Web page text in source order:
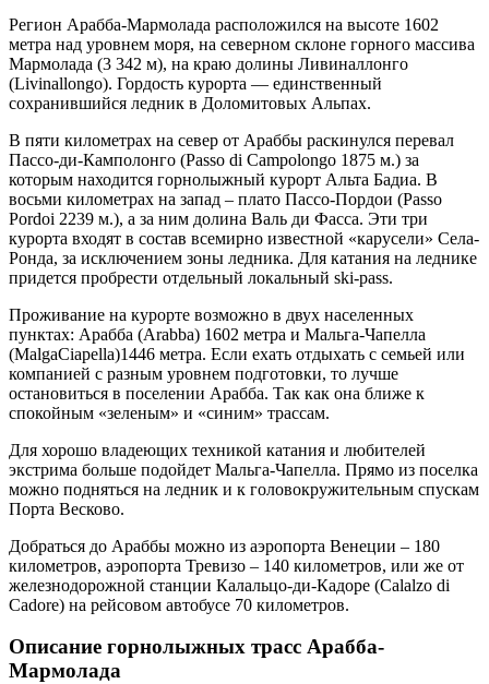
Регион Арабба-Мармолада расположился на высоте 1602
метра над уровнем моря, на северном склоне горного массива
Мармолада (3 342 м), на краю долины Ливиналлонго
(Livinallongo). Гордость курорта — единственный
сохранившийся ледник в Доломитовых Альпах.
В пяти километрах на север от Араббы раскинулся перевал
Пассо-ди-Камполонго (Passo di Campolongo 1875 м.) за
которым находится горнолыжный курорт Альта Бадиа. В
восьми километрах на запад – плато Пассо-Пордои (Passo
Pordoi 2239 м.), а за ним долина Валь ди Фасса. Эти три
курорта входят в состав всемирно известной «карусели» Села-
Ронда, за исключением зоны ледника. Для катания на леднике
придется пробрести отдельный локальный ski-pass.
Проживание на курорте возможно в двух населенных
пунктах: Арабба (Arabba) 1602 метра и Мальга-Чапелла
(MalgaCiapella)1446 метра. Если ехать отдыхать с семьей или
компанией с разным уровнем подготовки, то лучше
остановиться в поселении Арабба. Так как она ближе к
спокойным «зеленым» и «синим» трассам.
Для хорошо владеющих техникой катания и любителей
экстрима больше подойдет Мальга-Чапелла. Прямо из поселка
можно подняться на ледник и к головокружительным спускам
Порта Весково.
Добраться до Араббы можно из аэропорта Венеции – 180
километров, аэропорта Тревизо – 140 километров, или же от
железнодорожной станции Калальцо-ди-Кадоре (Calalzo di
Cadore) на рейсовом автобусе 70 километров.
Описание горнолыжных трасс Арабба-
Мармолада